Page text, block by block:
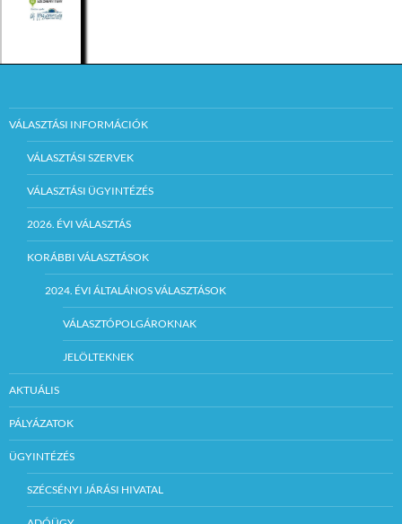
VÁLASZTÁSI INFORMÁCIÓK
VÁLASZTÁSI SZERVEK
VÁLASZTÁSI ÜGYINTÉZÉS
2026. ÉVI VÁLASZTÁS
KORÁBBI VÁLASZTÁSOK
2024. ÉVI ÁLTALÁNOS VÁLASZTÁSOK
VÁLASZTÓPOLGÁROKNAK
JELÖLTEKNEK
AKTUÁLIS
PÁLYÁZATOK
ÜGYINTÉZÉS
SZÉCSÉNYI JÁRÁSI HIVATAL